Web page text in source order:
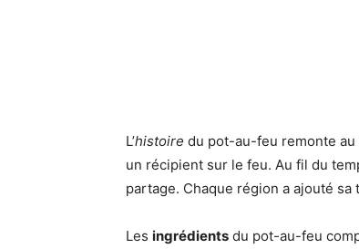
L’histoire du pot-au-feu remonte au
un récipient sur le feu. Au fil du
partage. Chaque région a ajouté
Les ingrédients du pot-au-feu